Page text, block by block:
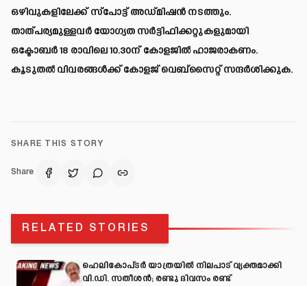
ഒഴിവുകളിലേക്ക് സ്പോട്ട് അഡ്മിഷൻ നടത്തും.
താത്പര്യമുള്ളവർ യോഗ്യത സർട്ടിഫിക്കറ്റുകളുമായി
ഒക്ടോബർ 18 രാവിലെ 10.30ന് കോളജിൽ ഹാജരാകണം.
കൂടുതൽ വിവരങ്ങൾക്ക് കോളജ് വെബ്സൈറ്റ് സന്ദർശിക്കുക.
SHARE THIS STORY
Share
RELATED STORIES
ഹെലികോപ്ടർ യാത്രയിൽ നിലപാട് വ്യക്തമാക്കി
വി.ഡി. സതീശൻ; രണ്ടു ദിവസം രണ്ട്